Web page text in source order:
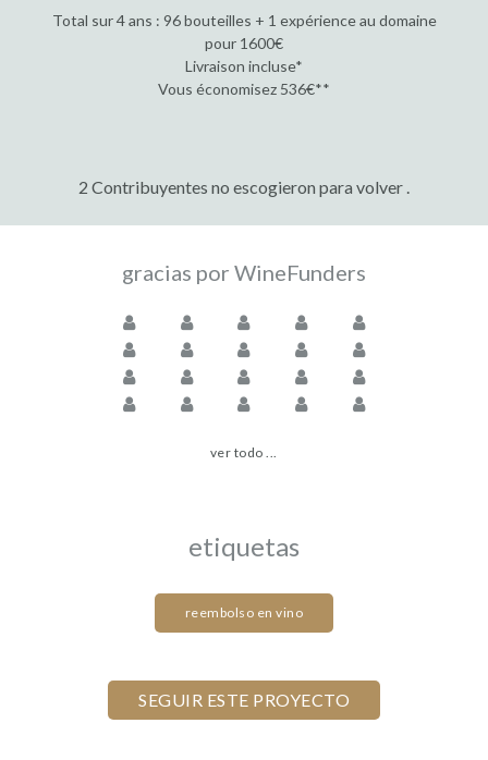
Total sur 4 ans : 96 bouteilles + 1 expérience au domaine
pour 1600€
Livraison incluse*
Vous économisez 536€**
2 Contribuyentes no escogieron para volver .
gracias por WineFunders
ver todo ...
etiquetas
reembolso en vino